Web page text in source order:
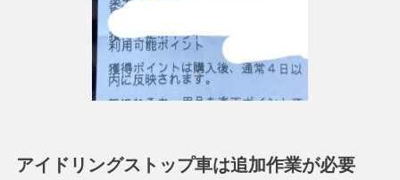
アイドリングストップ車は追加作業が必要